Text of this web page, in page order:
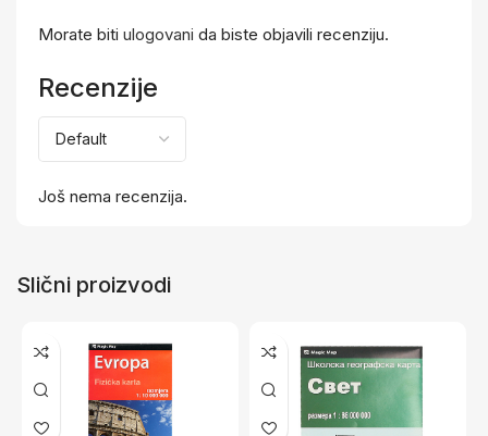
Recenzije
Još nema recenzija.
Morate biti ulogovani da biste objavili recenziju.
Slični proizvodi